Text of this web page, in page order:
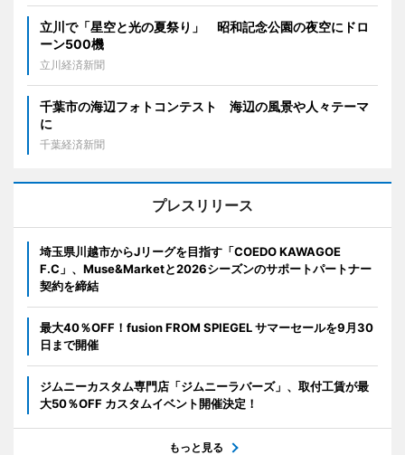
立川で「星空と光の夏祭り」 昭和記念公園の夜空にドロ
ーン500機
立川経済新聞
千葉市の海辺フォトコンテスト 海辺の風景や人々テーマ
に
千葉経済新聞
プレスリリース
埼玉県川越市からJリーグを目指す「COEDO KAWAGOE
F.C」、Muse&Marketと2026シーズンのサポートパートナー
契約を締結
最大40％OFF！fusion FROM SPIEGEL サマーセールを9月30
日まで開催
ジムニーカスタム専門店「ジムニーラバーズ」、取付工賃が最
大50％OFF カスタムイベント開催決定！
もっと見る